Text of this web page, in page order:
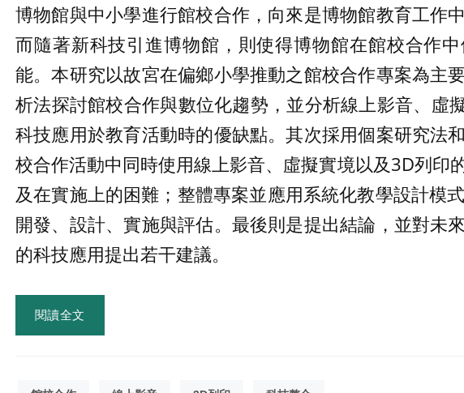
博物館與中小學進行館校合作，向來是博物館教育工作
而隨著新科技引進博物館，則使得博物館在館校合作
能。本研究以故宮在偏鄉小學推動之館校合作專案為主
析法探討館校合作與數位化趨勢，並分析線上影音、虛
科技應用於教育活動時的優缺點。其次採用個案研究法
校合作活動中同時使用線上影音、虛擬實境以及3D列印
及在實施上的困難；整體專案並應用系統化教學設計模式
開發、設計、實施與評估。最後則是提出結論，並對未
的科技應用提出若干建議。
閱讀全文